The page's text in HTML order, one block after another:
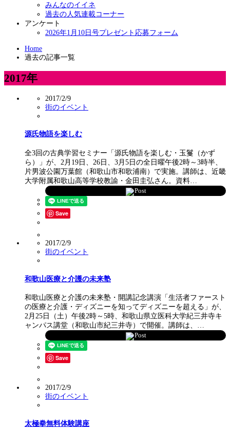
みんなのイイネ
過去の人気連載コーナー
アンケート
2026年1月10日号プレゼント応募フォーム
Home
過去の記事一覧
2017年
2017/2/9
街のイベント
源氏物語を楽しむ
全3回の古典学習セミナー「源氏物語を楽しむ・玉鬘（かず
ら）」が、2月19日、26日、3月5日の全日曜午後2時～3時半、
片男波公園万葉館（和歌山市和歌浦南）で実施。講師は、近畿
大学附属和歌山高等学校教諭・金田圭弘さん。資料…
Post
Save
2017/2/9
街のイベント
和歌山医療と介護の未来塾
和歌山医療と介護の未来塾・開講記念講演「生活者ファースト
の医療と介護・ディズニーを知ってディズニーを超える」が、
2月25日（土）午後2時～5時、和歌山県立医科大学紀三井寺キ
ャンパス講堂（和歌山市紀三井寺）で開催。講師は、…
Post
Save
2017/2/9
街のイベント
太極拳無料体験講座